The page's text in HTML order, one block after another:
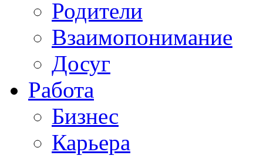
Родители
Взаимопонимание
Досуг
Работа
Бизнес
Карьера